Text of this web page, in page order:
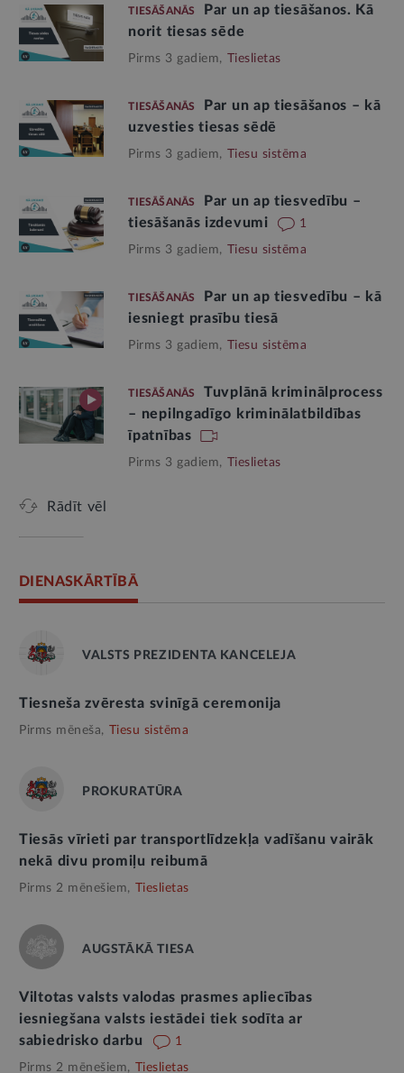
TIESĀŠANĀS
Par un ap tiesāšanos. Kā
norit tiesas sēde
Pirms 3 gadiem, Tieslietas
TIESĀŠANĀS
Par un ap tiesāšanos – kā
uzvesties tiesas sēdē
Pirms 3 gadiem, Tiesu sistēma
TIESĀŠANĀS
Par un ap tiesvedību –
tiesāšanās izdevumi
1
Pirms 3 gadiem, Tiesu sistēma
TIESĀŠANĀS
Par un ap tiesvedību – kā
iesniegt prasību tiesā
Pirms 3 gadiem, Tiesu sistēma
TIESĀŠANĀS
Tuvplānā kriminālprocess
– nepilngadīgo kriminālatbildības
īpatnības
Pirms 3 gadiem, Tieslietas
Rādīt vēl
DIENASKĀRTĪBĀ
VALSTS PREZIDENTA KANCELEJA
Tiesneša zvēresta svinīgā ceremonija
Pirms mēneša, Tiesu sistēma
PROKURATŪRA
Tiesās vīrieti par transportlīdzekļa vadīšanu vairāk
nekā divu promiļu reibumā
Pirms 2 mēnešiem, Tieslietas
AUGSTĀKĀ TIESA
Viltotas valsts valodas prasmes apliecības
iesniegšana valsts iestādei tiek sodīta ar
sabiedrisko darbu
1
Pirms 2 mēnešiem, Tieslietas